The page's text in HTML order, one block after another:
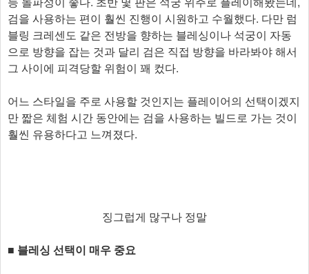
검을 사용하는 편이 훨씬 진행이 시원하고 수월했다. 다만 럼
블링 크레센도 같은 전방을 향하는 블레싱이나 석궁이 자동
으로 방향을 잡는 것과 달리 검은 직접 방향을 바라봐야 해서
그 사이에 피격당할 위험이 꽤 컸다.
어느 스타일을 주로 사용할 것인지는 플레이어의 선택이겠지
만 짧은 체험 시간 동안에는 검을 사용하는 빌드로 가는 것이
훨씬 유용하다고 느껴졌다.
징그럽게 많구나 정말
■ 블레싱 선택이 매우 중요